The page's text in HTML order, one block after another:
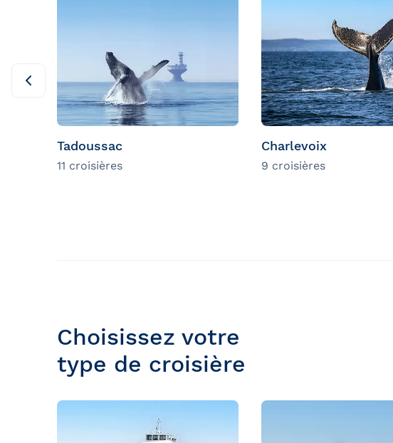
Tadoussac
11 croisières
Charlevoix
9 croisières
Choisissez votre
type de croisière